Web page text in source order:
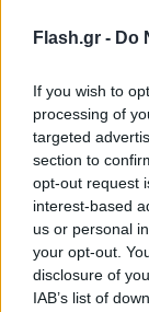
Flash.gr - Do
If you wish to
processing of
targeted
section to
opt-out request
interest-based
us or personal
your opt-out.
disclosure of
IAB’s list of